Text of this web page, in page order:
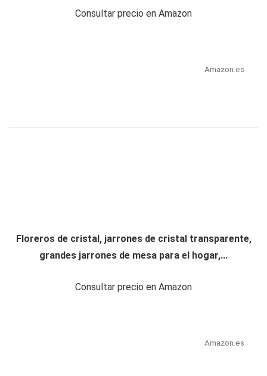
Consultar precio en Amazon
Amazon.es
Floreros de cristal, jarrones de cristal transparente,
grandes jarrones de mesa para el hogar,...
Consultar precio en Amazon
Amazon.es